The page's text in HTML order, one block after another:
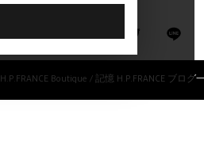
H.P.FRANCE Boutique / 記憶 H.P.FRANCE ブログ